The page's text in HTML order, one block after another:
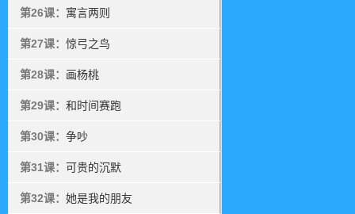
第26课： 寓言两则
第27课： 惊弓之鸟
第28课： 画杨桃
第29课： 和时间赛跑
第30课： 争吵
第31课： 可贵的沉默
第32课： 她是我的朋友